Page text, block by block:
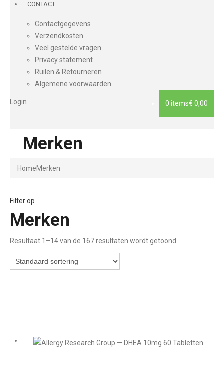
CONTACT
Contactgegevens
Verzendkosten
Veel gestelde vragen
Privacy statement
Ruilen & Retourneren
Algemene voorwaarden
0 items€ 0,00
Login
Merken
HomeMerken
Filter op
Merken
Resultaat 1–14 van de 167 resultaten wordt getoond